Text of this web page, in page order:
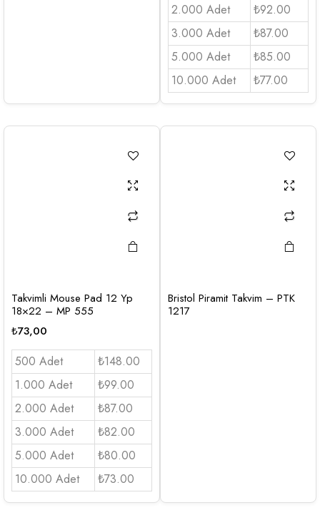
2.000 Adet
₺92.00
3.000 Adet
₺87.00
5.000 Adet
₺85.00
10.000 Adet
₺77.00
Takvimli Mouse Pad 12 Yp
18×22 – MP 555
₺73,00
500 Adet
₺148.00
1.000 Adet
₺99.00
2.000 Adet
₺87.00
3.000 Adet
₺82.00
5.000 Adet
₺80.00
10.000 Adet
₺73.00
Bristol Piramit Takvim – PTK
1217